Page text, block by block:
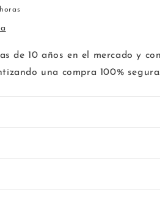
de 10 años en el mercado y
una compra 100% segura.